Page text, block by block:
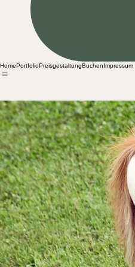
Home PortfolioPreisgestaltungBuchenImpressum